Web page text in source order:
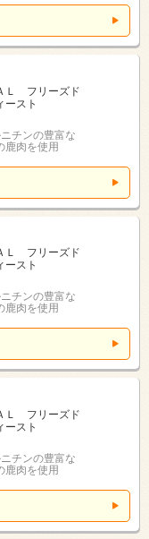
Ｌ フリーズド
スト
チンの豊富な
鹿肉を使用
Ｌ フリーズド
スト
チンの豊富な
鹿肉を使用
Ｌ フリーズド
スト
チンの豊富な
鹿肉を使用